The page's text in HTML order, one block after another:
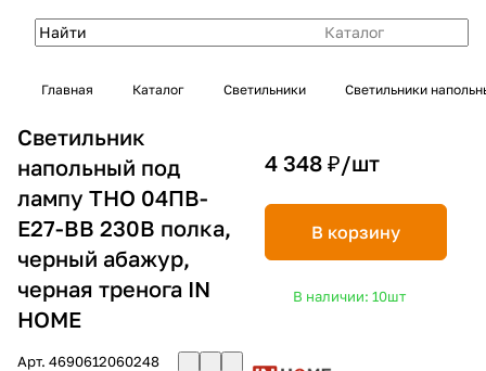
Каталог
Главная Каталог Светильники Светильники
Светильник
напольный под
лампу ТНО 04ПВ-
Е27-BB 230В полка,
черный абажур,
черная тренога IN
HOME
Арт. 4690612060248
4 348 ₽/шт
В корзину
В наличии: 10шт